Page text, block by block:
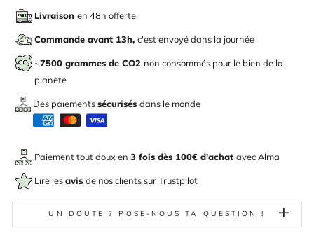
Livraison en 48h offerte
Commande avant 13h, c'est envoyé dans la journée
~7500 grammes de CO2 non consommés pour le bien de la
planète
Des paiementssécurisés dans le monde
Paiement tout doux en 3 fois dès 100€ d'achat avecAlma
Lire lesavis de nos clients sur Trustpilot
UN DOUTE ? POSE-NOUS TA QUESTION !